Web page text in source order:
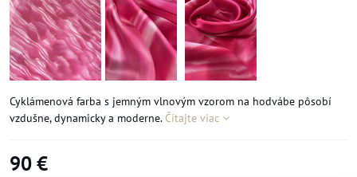
Cyklámenová farba s jemným vlnovým vzorom na hodvábe pôsobí
vzdušne, dynamicky a moderne. Čítajte viac
90 €